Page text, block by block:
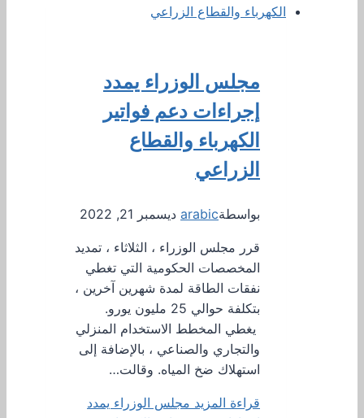
مجلس الوزراء يمدد
إجراءات دعم فواتير
الكهرباء والقطاع
الزراعي
بواسطةarabic ديسمبر 21, 2022
قرر مجلس الوزراء ، الثلاثاء ، تمديد
المخصصات الحكومية التي تغطي
نفقات الطاقة لمدة شهرين آخرين ،
بتكلفة حوالي 25 مليون يورو.
يغطي المخطط الاستخدام المنزلي
والتجاري والصناعي ، بالإضافة إلى
استهلاك ضخ المياه. وقالت…
قراءة المزيد مجلس الوزراء يمدد